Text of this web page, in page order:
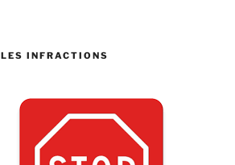
LES INFRACTIONS